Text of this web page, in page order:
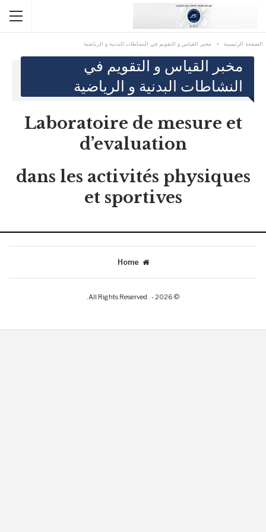
الصفحة الرئيسية مخبر القياس و التقويم في النشاطات البدنية و الرياضية
مخبر القياس و التقويم في
النشاطات البدنية و الرياضية
Laboratoire de mesure et
d’evaluation
dans les activités physiques
et sportives
Home
© 2026 - . All Rights Reserved.